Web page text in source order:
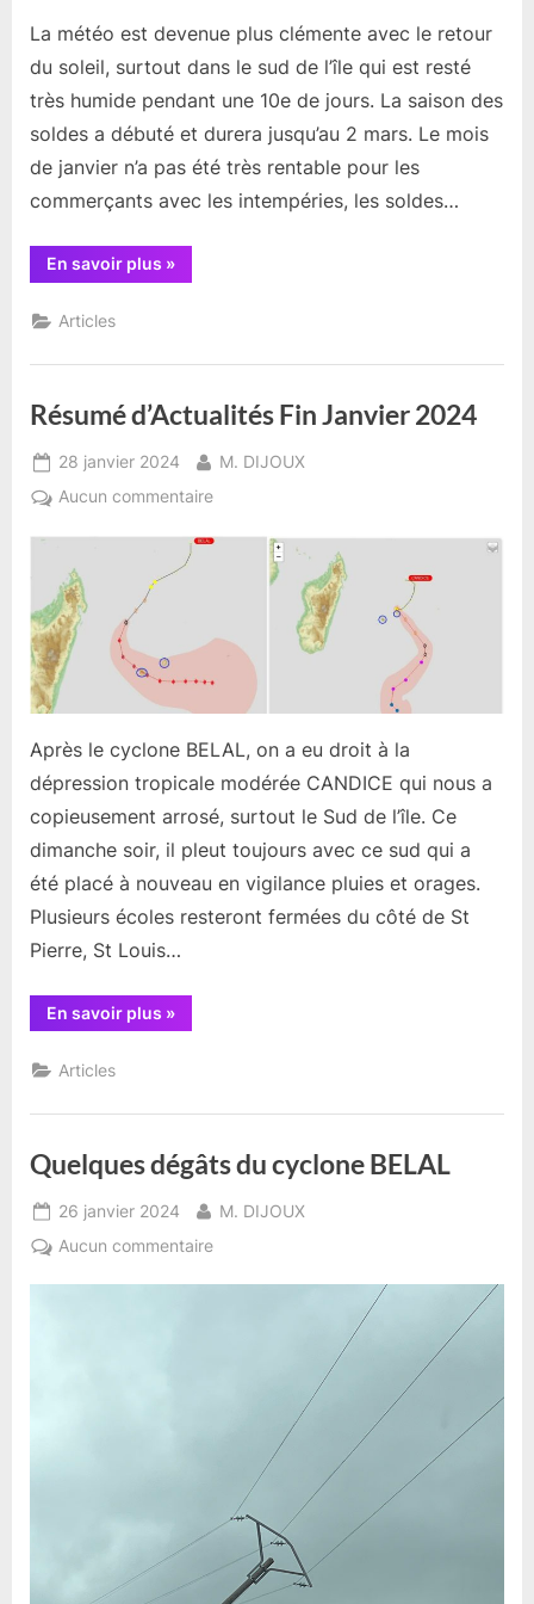
La météo est devenue plus clémente avec le retour
du soleil, surtout dans le sud de l’île qui est resté
très humide pendant une 10e de jours. La saison des
soldes a débuté et durera jusqu’au 2 mars. Le mois
de janvier n’a pas été très rentable pour les
commerçants avec les intempéries, les soldes…
En savoir plus “Résumé
Actualités
»
Articles
Résumé d’Actualités Fin Janvier 2024
Posted
on
28 janvier 2024 By
M. DIJOUX
Aucun commentairesur
d’Actualités
Après le cyclone BELAL, on a eu droit à la
dépression tropicale modérée CANDICE qui nous a
copieusement arrosé, surtout le Sud de l’île. Ce
dimanche soir, il pleut toujours avec ce sud qui a
été placé à nouveau en vigilance pluies et orages.
Plusieurs écoles resteront fermées du côté de St
Pierre, St Louis…
En savoir plus “Résumé
d’Actualités
»
Articles
Quelques dégâts du cyclone BELAL
Posted
on
26 janvier 2024 By
M. DIJOUX
Aucun commentairesur